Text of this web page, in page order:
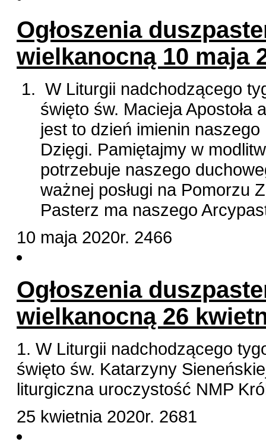
Ogłoszenia
wielkanocną 10 maja
W Liturgii nadchodzącego
święto św. Macieja
jest to dzień imienin
Dzięgi. Pamiętajmy w
potrzebuje naszego
ważnej posługi na Pomorzu
Pasterz ma naszego
10 maja 2020r. 2466
Ogłoszenia
wielkanocną 26
1. W Liturgii nadchodzącego
święto św. Katarzyny
liturgiczna uroczystość NMP
25 kwietnia 2020r. 2681